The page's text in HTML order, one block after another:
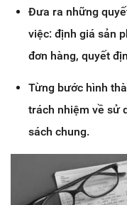
Đưa ra những
việc: định giá sản
đơn hàng, quyết
Từng bước hình
trách nhiệm về sử
sách chung.